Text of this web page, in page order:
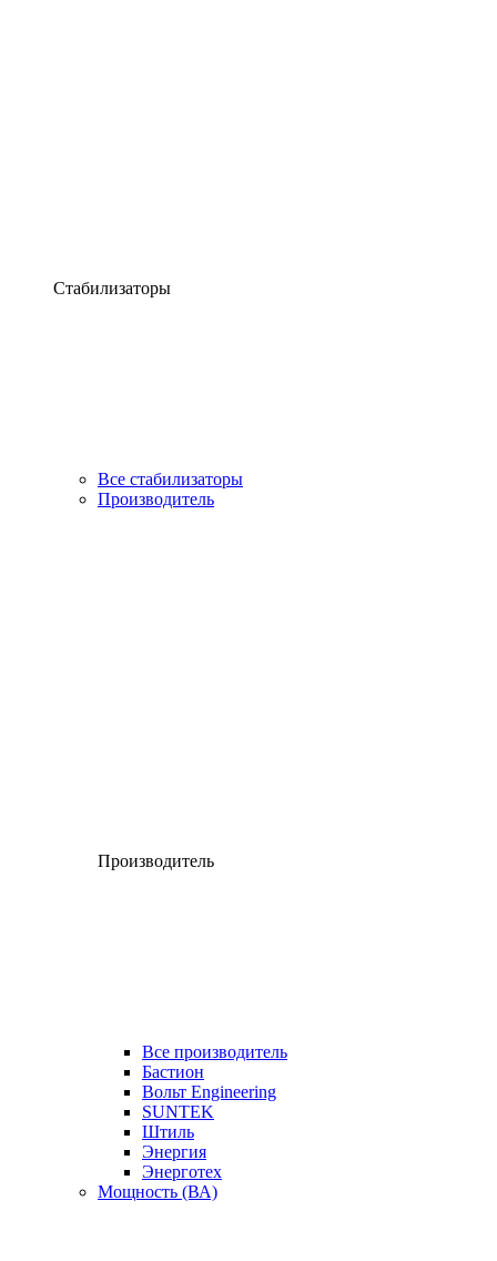
Стабилизаторы
Все стабилизаторы
Производитель
Производитель
Все производитель
Бастион
Вольт Engineering
SUNTEK
Штиль
Энергия
Энерготех
Мощность (ВА)